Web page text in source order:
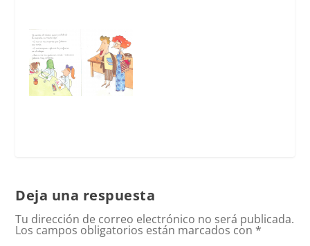
Deja una respuesta
Tu dirección de correo electrónico no será publicada.
Los campos obligatorios están marcados con *